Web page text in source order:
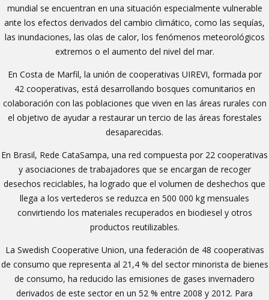
mundial se encuentran en una situación especialmente vulnerable
ante los efectos derivados del cambio climático, como las sequías,
las inundaciones, las olas de calor, los fenómenos meteorológicos
extremos o el aumento del nivel del mar.
En Costa de Marfil, la unión de cooperativas UIREVI, formada por
42 cooperativas, está desarrollando bosques comunitarios en
colaboración con las poblaciones que viven en las áreas rurales con
el objetivo de ayudar a restaurar un tercio de las áreas forestales
desaparecidas.
En Brasil, Rede CataSampa, una red compuesta por 22 cooperativas
y asociaciones de trabajadores que se encargan de recoger
desechos reciclables, ha logrado que el volumen de deshechos que
llega a los vertederos se reduzca en 500 000 kg mensuales
convirtiendo los materiales recuperados en biodiesel y otros
productos reutilizables.
La Swedish Cooperative Union, una federación de 48 cooperativas
de consumo que representa al 21,4 % del sector minorista de bienes
de consumo, ha reducido las emisiones de gases invernadero
derivados de este sector en un 52 % entre 2008 y 2012. Para